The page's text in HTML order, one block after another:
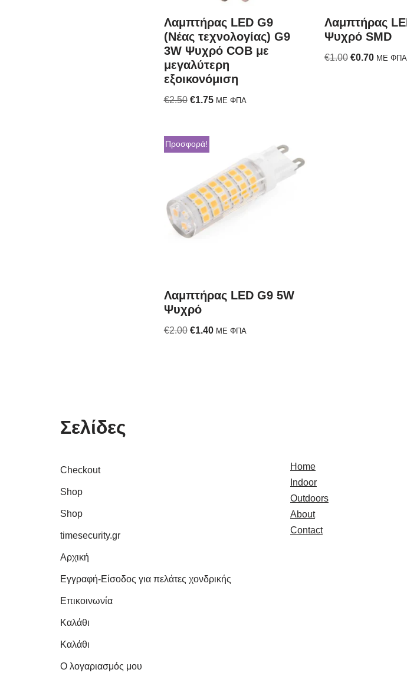
Λαμπτήρας LED G9
(Νέας τεχνολογίας) G9
3W Ψυχρό COB με
μεγαλύτερη
εξοικονόμιση
€2.50 €1.75 ΜΕ ΦΠΑ
Λαμπτήρας
Ψυχρό SMD
€1.00 €0.70 ΜΕ ΦΠΑ
Προσφορά!
Λαμπτήρας LED G9 5W
Ψυχρό
€2.00 €1.40 ΜΕ ΦΠΑ
Σελίδες
Checkout
Shop
Shop
timesecurity.gr
Αρχική
Εγγραφή-Είσοδος για πελάτες χονδρικής
Επικοινωνία
Καλάθι
Καλάθι
Ο λογαριασμός μου
Home
Indoor
Outdoors
About
Contact